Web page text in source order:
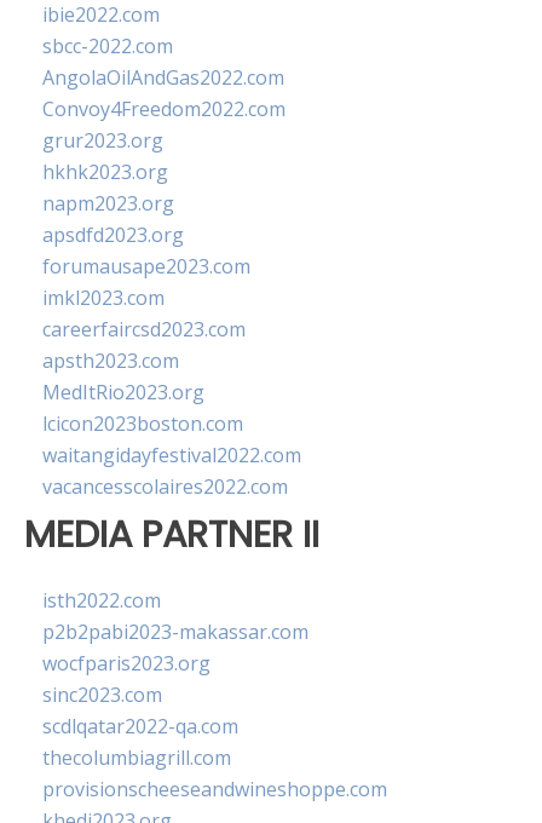
ibie2022.com
sbcc-2022.com
AngolaOilAndGas2022.com
Convoy4Freedom2022.com
grur2023.org
hkhk2023.org
napm2023.org
apsdfd2023.org
forumausape2023.com
imkl2023.com
careerfaircsd2023.com
apsth2023.com
MedItRio2023.org
lcicon2023boston.com
waitangidayfestival2022.com
vacancesscolaires2022.com
MEDIA PARTNER II
isth2022.com
p2b2pabi2023-makassar.com
wocfparis2023.org
sinc2023.com
scdlqatar2022-qa.com
thecolumbiagrill.com
provisionscheeseandwineshoppe.com